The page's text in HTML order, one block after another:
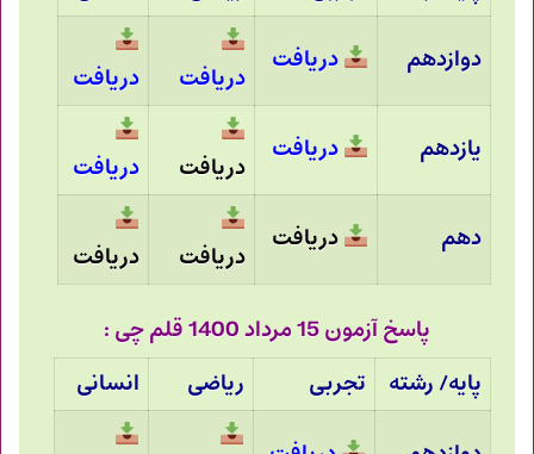
دوازدهم دریافت
دریافت دریافت
یازدهم دریافت
دریافت دریافت
دهم دریافت
دریافت دریافت
پاسخ آزمون 15 مرداد 1400 قلم چی :
پایه/ رشته
تجربی ریاضی انسانی